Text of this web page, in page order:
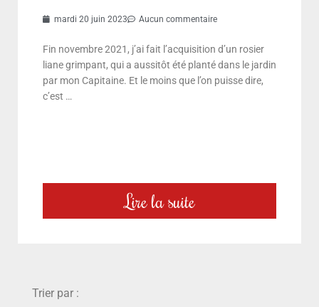
mardi 20 juin 2023 Aucun commentaire
Fin novembre 2021, j’ai fait l’acquisition d’un rosier
liane grimpant, qui a aussitôt été planté dans le jardin
par mon Capitaine. Et le moins que l’on puisse dire,
c’est …
Lire la suite
Trier par :